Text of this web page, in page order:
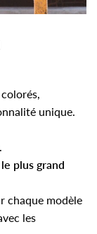
unique.
le plus grand
chaque modèle
les